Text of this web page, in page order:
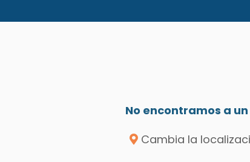
No encontramos a
Cambia la